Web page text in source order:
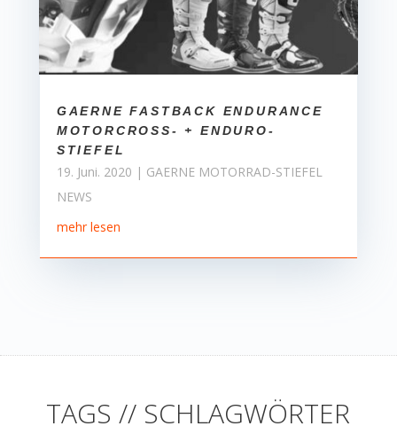
GAERNE FASTBACK ENDURANCE
MOTORCROSS- + ENDURO-
STIEFEL
19. Juni. 2020 | GAERNE MOTORRAD-STIEFEL
NEWS
mehr lesen
TAGS // SCHLAGWÖRTER